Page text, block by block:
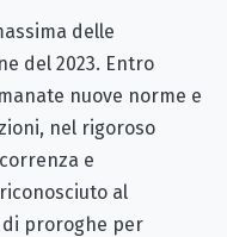
delle
del 2023. Entro
nuove norme e
nel rigoroso
e
al
proroghe per